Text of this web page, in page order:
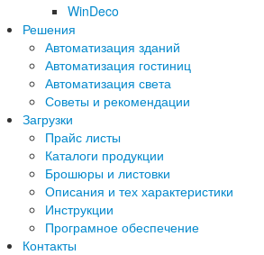
WinDeco
Решения
Автоматизация зданий
Автоматизация гостиниц
Автоматизация света
Советы и рекомендации
Загрузки
Прайс листы
Каталоги продукции
Брошюры и листовки
Описания и тех характеристики
Инструкции
Програмное обеспечение
Контакты